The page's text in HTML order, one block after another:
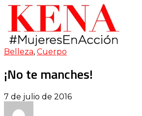
Belleza, Cuerpo
¡No te manches!
7 de julio de 2016